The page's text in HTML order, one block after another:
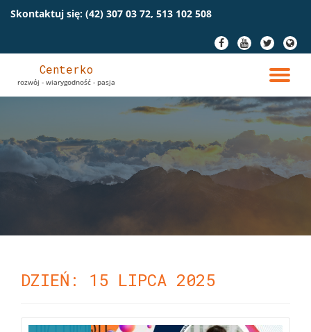
Skontaktuj się: (42) 307 03 72, 513 102 508
fa-
facebook
fa-
youtube
fa-
twitter
fa-
globe
Centerko
rozwój - wiarygodność - pasja
DZIEŃ: 15 LIPCA 2025